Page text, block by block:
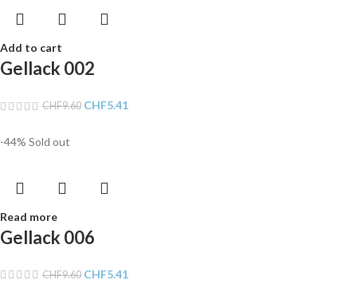
Add to cart
Gellack 002
CHF9.60 CHF5.41
-44% Sold out
Read more
Gellack 006
CHF9.60 CHF5.41